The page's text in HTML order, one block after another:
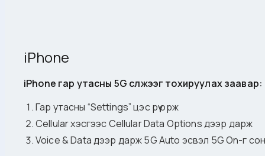
iPhone
iPhone гар утасны 5G сүлжээг тохируулах заавар:
Гар утасны “Settings” цэс рүү орж
Cellular хэсгээс Cellular Data Options дээр дарж
Voice & Data дээр дарж 5G Auto эсвэл 5G On-г